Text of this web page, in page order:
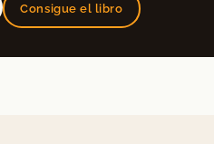
Consigue el libro